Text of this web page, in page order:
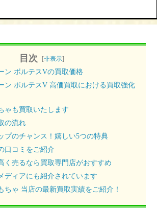
目次 [非表示]
ン ボルテスVの買取価格
ン ボルテスV 高価買取における買取強化
ゃも買取いたします
の流れ
プのチャンス！嬉しい5つの特典
口コミをご紹介
く売るなら買取専門店がおすすめ
ディアにも紹介されています
ちゃ 当店の最新買取実績をご紹介！